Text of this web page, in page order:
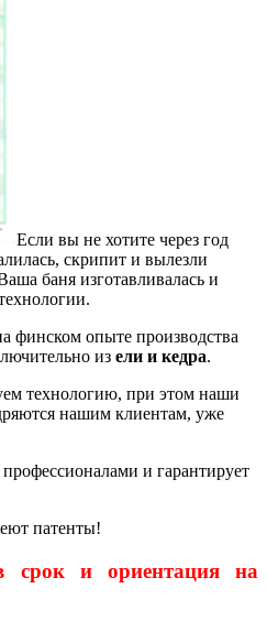
Если вы не хотите через год
скрипит и вылезли
баня изготавливалась и
финском опыте производства
из ели и кедра.
технологию, при этом наши
нашим клиентам, уже
и гарантирует
патенты!
срок и ориентация на